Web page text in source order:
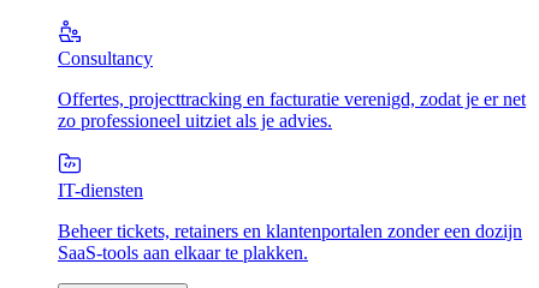
Consultancy
Offertes, projecttracking en facturatie verenigd, zodat je er net
zo professioneel uitziet als je advies.
IT-diensten
Beheer tickets, retainers en klantenportalen zonder een dozijn
SaaS-tools aan elkaar te plakken.